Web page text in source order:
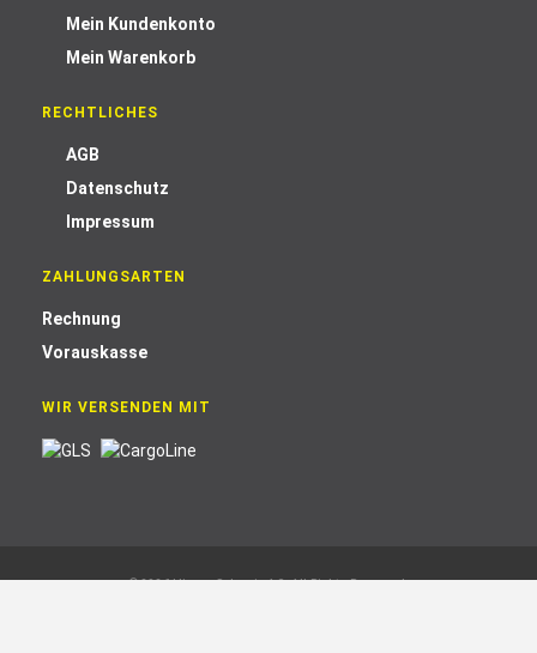
Mein Kundenkonto
Mein Warenkorb
RECHTLICHES
AGB
Datenschutz
Impressum
ZAHLUNGSARTEN
Rechnung
Vorauskasse
WIR VERSENDEN MIT
© 2026 blizz-z Schweiz AG. All Rights Reserved.